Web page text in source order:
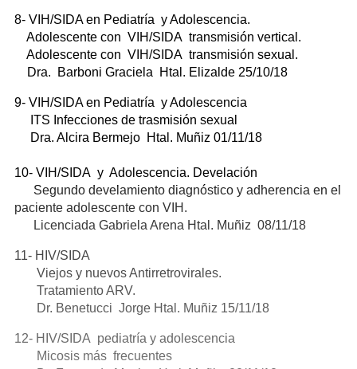
8- VIH/SIDA en Pediatría y Adolescencia.
Adolescente con VIH/SIDA transmisión vertical.
Adolescente con VIH/SIDA transmisión sexual.
Dra. Barboni Graciela Htal. Elizalde 25/10/18
9- VIH/SIDA en Pediatría y Adolescencia
ITS Infecciones de trasmisión sexual
Dra. Alcira Bermejo Htal. Muñiz 01/11/18
10- VIH/SIDA y Adolescencia. Develación
Segundo develamiento diagnóstico y adherencia en el
paciente adolescente con VIH.
Licenciada Gabriela Arena Htal. Muñiz 08/11/18
11- HIV/SIDA
Viejos y nuevos Antirretrovirales.
Tratamiento ARV.
Dr. Benetucci Jorge Htal. Muñiz 15/11/18
12- HIV/SIDA pediatría y adolescencia
Micosis más frecuentes